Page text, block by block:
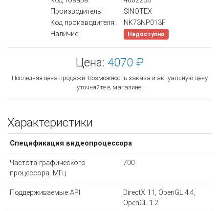
Производитель:
SINOTEX
Код производителя:
NK73NP013F
Наличие:
Недоступно
Цена: 4070 ₽
Последняя цена продажи. Возможность заказа и актуальную цену
уточняйте в магазине.
Характеристики
Спецификация видеопроцессора
Частота графического
процессора, МГц
700
Поддерживаемые API
DirectX 11, OpenGL 4.4,
OpenCL 1.2